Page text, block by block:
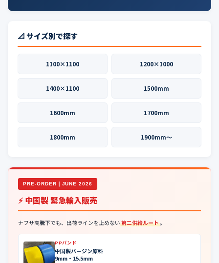
📐 サイズ別で探す
1100×1100 1200×1000
1400×1100 1500mm
1600mm 1700mm
1800mm 1900mm〜
PRE-ORDER｜JUNE 2026
⚡ 中国製 緊急輸入販売
ナフサ高騰下でも、出荷ラインを止めない第二供給ルート。
PPバンド
中国製バージン原料
9mm・15.5mm